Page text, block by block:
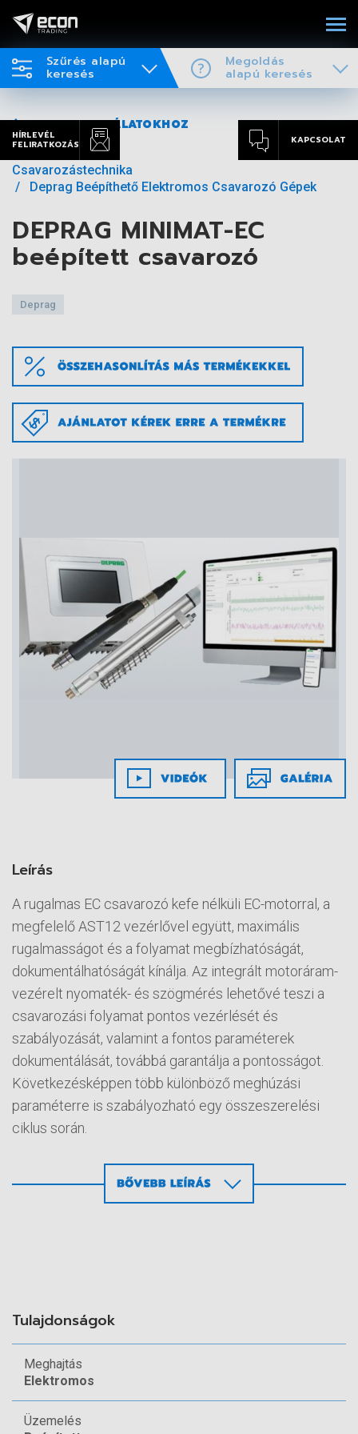
Szűrés alapú
keresés
Megoldás
alapú keresés
HÍRLEVÉL
FELIRATKOZÁS
KAPCSOLAT
VISSZA A TALÁLATOKHOZ
Csavarozástechnika
Deprag Beépíthető Elektromos Csavarozó Gépek
DEPRAG MINIMAT-EC
beépített csavarozó
Deprag
Leírás
A rugalmas EC csavarozó kefe nélküli EC-motorral, a
megfelelő AST12 vezérlővel együtt, maximális
rugalmasságot és a folyamat megbízhatóságát,
dokumentálhatóságát kínálja. Az integrált motoráram-
vezérelt nyomaték- és szögmérés lehetővé teszi a
csavarozási folyamat pontos vezérlését és
szabályozását, valamint a fontos paraméterek
dokumentálását, továbbá garantálja a pontosságot.
Következésképpen több különböző meghúzási
paraméterre is szabályozható egy összeszerelési
ciklus során.
Adatmentésre képes
nyomatéktűrés
ESD-képes változatok
A legmagasabb igények kielégítésére tervezett
Tulajdonságok
Meghajtás
Elektromos
Üzemelés